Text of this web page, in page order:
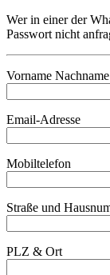
Wer in einer der
Passwort nicht
Vorname Nachname
Email-Adresse
Mobiltelefon
Straße und
PLZ & Ort